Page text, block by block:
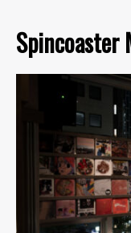
Spincoaster